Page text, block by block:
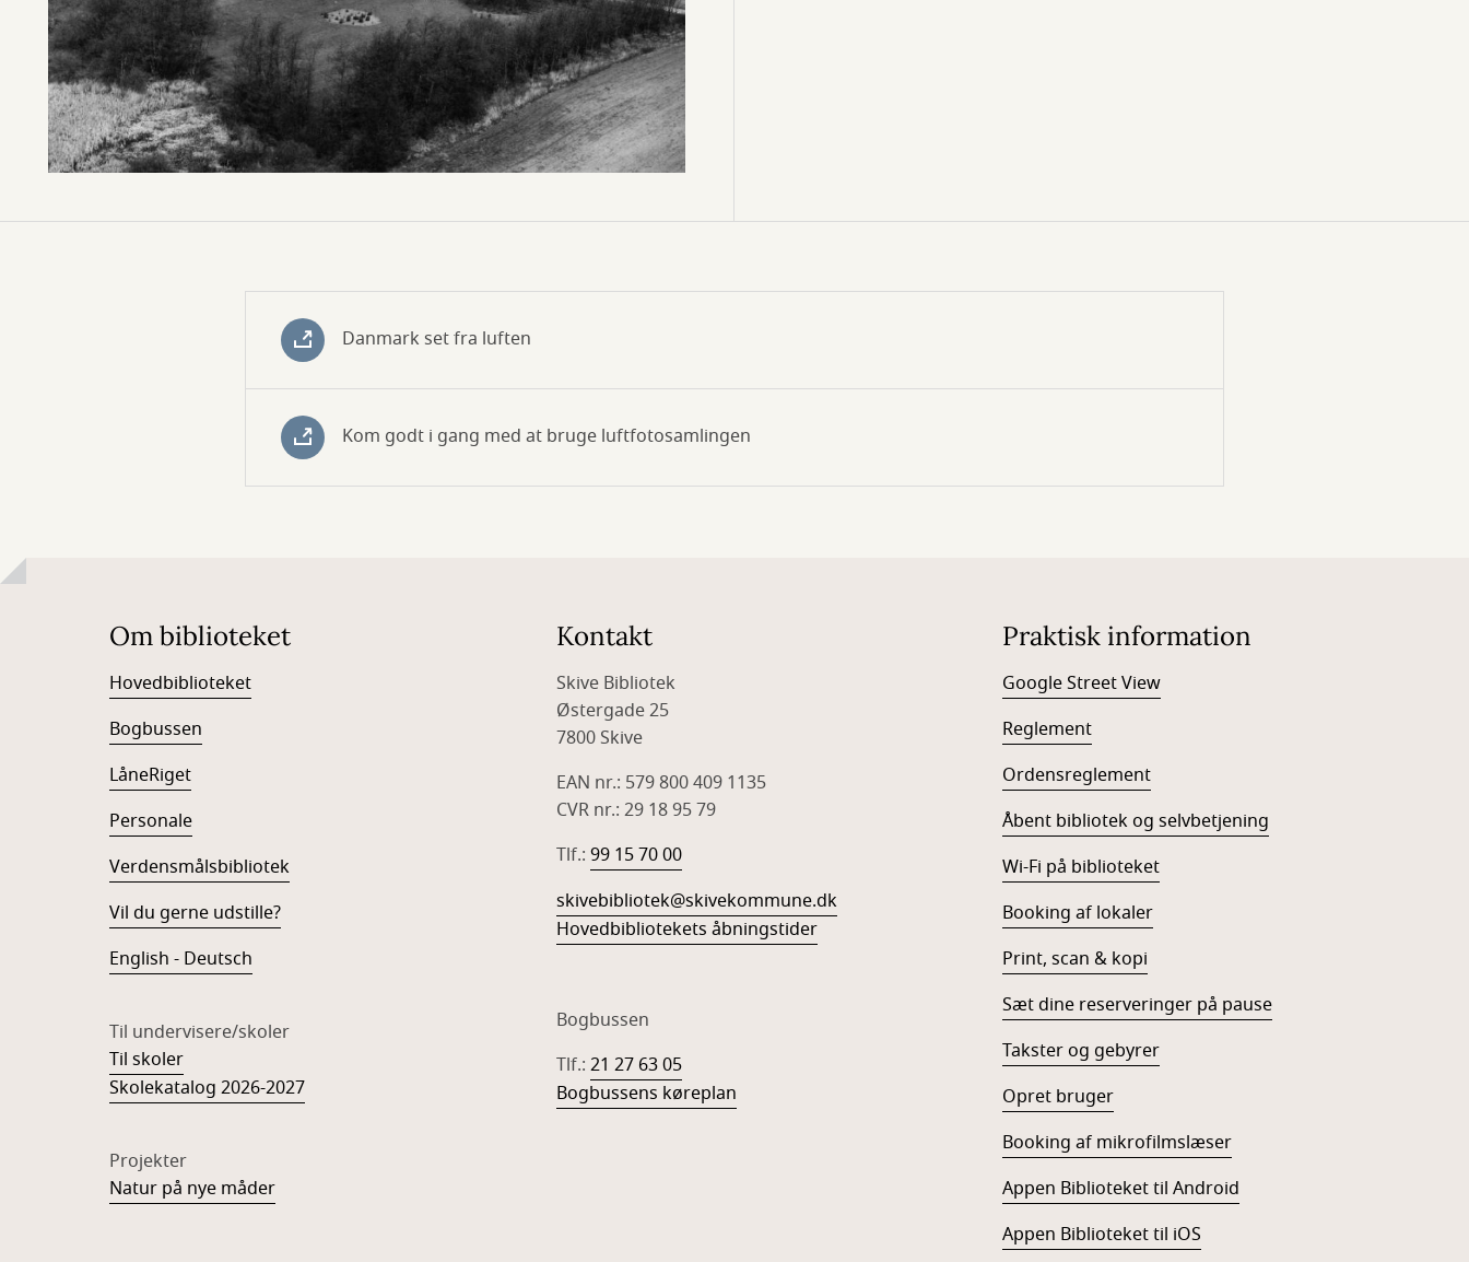
Danmark set fra luften
Kom godt i gang med at bruge luftfotosamlingen
Om biblioteket
Hovedbiblioteket
Bogbussen
LåneRiget
Personale
Verdensmålsbibliotek
Vil du gerne udstille?
English - Deutsch
Til undervisere/skoler
Til skoler
Skolekatalog 2026-2027
Projekter
Natur på nye måder
Kontakt
Skive Bibliotek
Østergade 25
7800 Skive
EAN nr.: 579 800 409 1135
CVR nr.: 29 18 95 79
Tlf.: 99 15 70 00
skivebibliotek@skivekommune.dk
Hovedbibliotekets åbningstider
Bogbussen
Tlf.: 21 27 63 05
Bogbussens køreplan
Praktisk information
Google Street View
Reglement
Ordensreglement
Åbent bibliotek og selvbetjening
Wi-Fi på biblioteket
Booking af lokaler
Print, scan & kopi
Sæt dine reserveringer på pause
Takster og gebyrer
Opret bruger
Booking af mikrofilmslæser
Appen Biblioteket til Android
Appen Biblioteket til iOS